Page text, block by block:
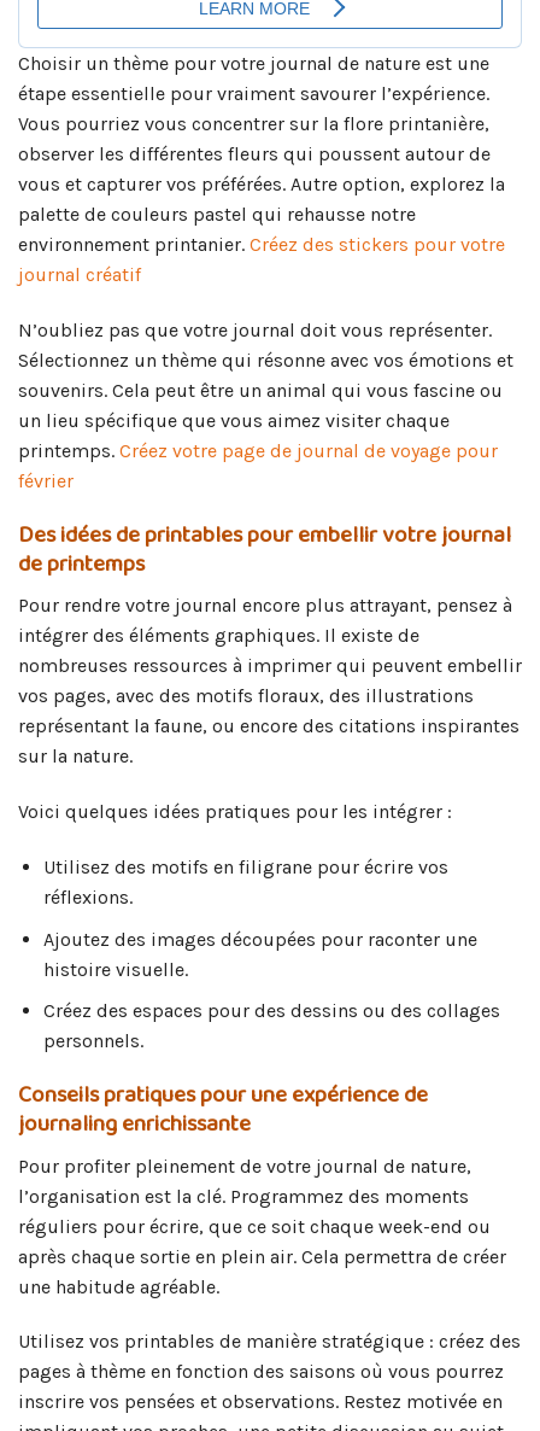
Choisir un thème pour votre journal de nature est une
étape essentielle pour vraiment savourer l’expérience.
Vous pourriez vous concentrer sur la flore printanière,
observer les différentes fleurs qui poussent autour de
vous et capturer vos préférées. Autre option, explorez la
palette de couleurs pastel qui rehausse notre
environnement printanier. Créez des stickers pour votre
journal créatif
N’oubliez pas que votre journal doit vous représenter.
Sélectionnez un thème qui résonne avec vos émotions et
souvenirs. Cela peut être un animal qui vous fascine ou
un lieu spécifique que vous aimez visiter chaque
printemps. Créez votre page de journal de voyage pour
février
Des idées de printables pour embellir votre journal
de printemps
Pour rendre votre journal encore plus attrayant, pensez à
intégrer des éléments graphiques. Il existe de
nombreuses ressources à imprimer qui peuvent embellir
vos pages, avec des motifs floraux, des illustrations
représentant la faune, ou encore des citations inspirantes
sur la nature.
Voici quelques idées pratiques pour les intégrer :
Utilisez des motifs en filigrane pour écrire vos
réflexions.
Ajoutez des images découpées pour raconter une
histoire visuelle.
Créez des espaces pour des dessins ou des collages
personnels.
Conseils pratiques pour une expérience de
journaling enrichissante
Pour profiter pleinement de votre journal de nature,
l’organisation est la clé. Programmez des moments
réguliers pour écrire, que ce soit chaque week-end ou
après chaque sortie en plein air. Cela permettra de créer
une habitude agréable.
Utilisez vos printables de manière stratégique : créez des
pages à thème en fonction des saisons où vous pourrez
inscrire vos pensées et observations. Restez motivée en